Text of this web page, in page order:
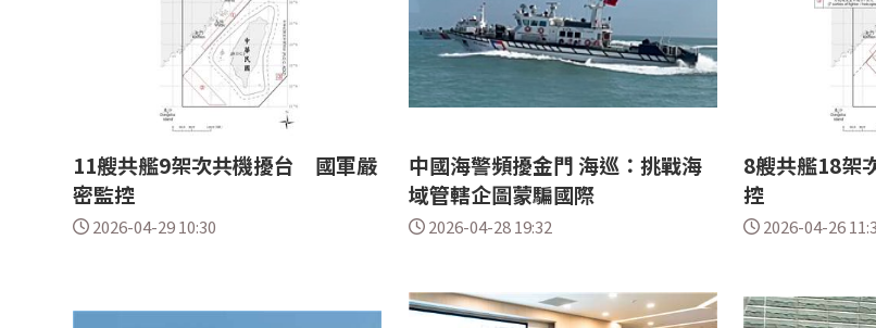
11艘共艦9架次共機擾台 國軍嚴
密監控
2026-04-29 10:30
中國海警頻擾金門 海巡：挑戰海
域管轄企圖蒙騙國際
2026-04-28 19:32
8艘共艦18架
控
2026-04-26